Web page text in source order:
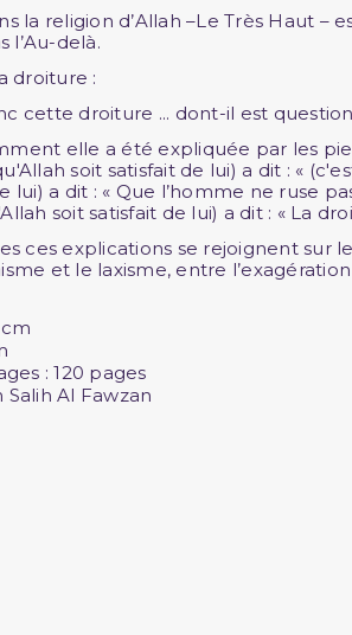
la religion d’Allah –Le Très Haut
l’Au-delà.
droiture :
cette droiture ... dont-il est
elle a été expliquée par les
soit satisfait de lui) a dit : «
lui) a dit : « Que l’homme ne ruse
soit satisfait de lui) a dit : « La
ces explications se rejoignent sur
et le laxisme, entre
cm
: 120 pages
Salih Al Fawzan